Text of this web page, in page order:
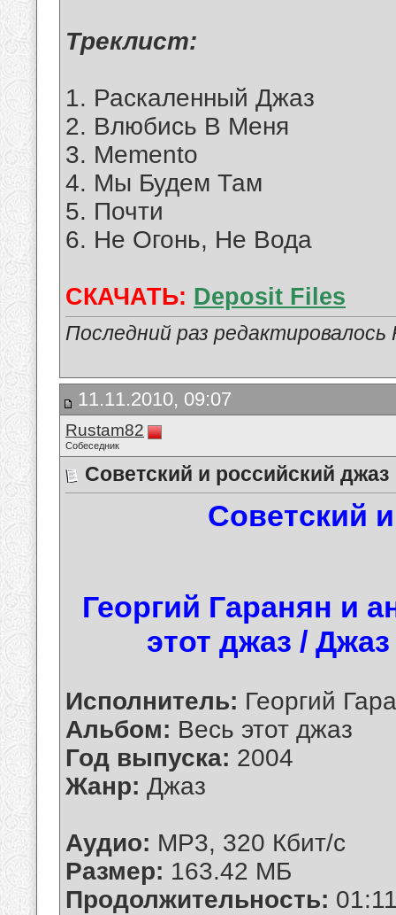
Tреклист:
1. Раскаленный Джаз
2. Влюбись В Меня
3. Memento
4. Мы Будем Там
5. Почти
6. Не Огонь, Не Вода
СКАЧАТЬ: Deposit Files
Последний раз редактировалось
11.11.2010, 09:07
Rustam82
Собеседник
Советский и российский джаз
Советский
Георгий Гаранян и
этот джаз /
Исполнитель: Георгий
Альбом: Весь этот джаз
Год выпуска: 2004
Жанр: Джаз
Аудио: MP3, 320 Кбит/с
Размер: 163.42 МБ
Продолжительность: